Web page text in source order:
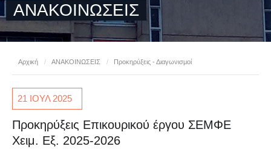
ΑΝΑΚΟΙΝΩΣΕΙΣ
Αρχική / ΑΝΑΚΟΙΝΩΣΕΙΣ / Προκηρύξεις - Διαγωνισμοί
21 ΙΟΥΛ 2025
Προκηρύξεις Επικουρικού έργου ΣΕΜΦΕ
Χειμ. Εξ. 2025-2026